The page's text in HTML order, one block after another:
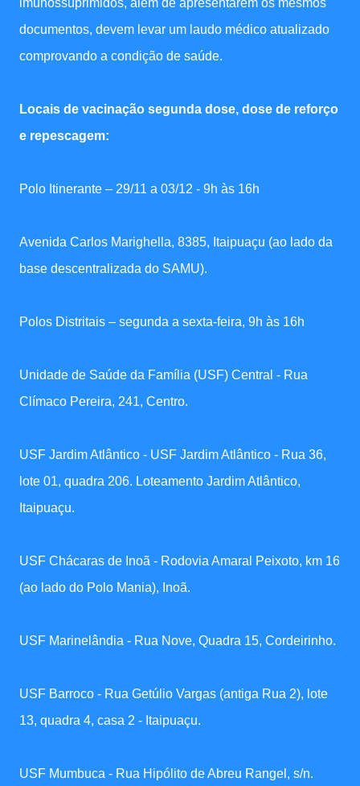
imunossuprimidos, além de apresentarem os mesmos
documentos, devem levar um laudo médico atualizado
comprovando a condição de saúde.
Locais de vacinação segunda dose, dose de reforço
e repescagem:
Polo Itinerante – 29/11 a 03/12 - 9h às 16h
Avenida Carlos Marighella, 8385, Itaipuaçu (ao lado da
base descentralizada do SAMU).
Polos Distritais – segunda a sexta-feira, 9h às 16h
Unidade de Saúde da Família (USF) Central - Rua
Clímaco Pereira, 241, Centro.
USF Jardim Atlântico - USF Jardim Atlântico - Rua 36,
lote 01, quadra 206. Loteamento Jardim Atlântico,
Itaipuaçu.
USF Chácaras de Inoã - Rodovia Amaral Peixoto, km 16
(ao lado do Polo Mania), Inoã.
USF Marinelândia - Rua Nove, Quadra 15, Cordeirinho.
USF Barroco - Rua Getúlio Vargas (antiga Rua 2), lote
13, quadra 4, casa 2 - Itaipuaçu.
USF Mumbuca - Rua Hipólito de Abreu Rangel, s/n.